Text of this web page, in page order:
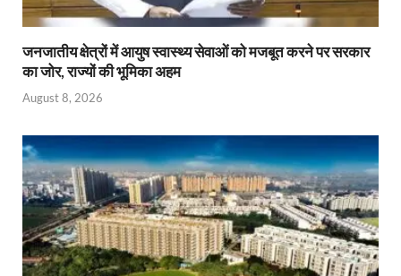
जनजातीय क्षेत्रों में आयुष स्वास्थ्य सेवाओं को मजबूत करने पर सरकार
का जोर, राज्यों की भूमिका अहम
August 8, 2026